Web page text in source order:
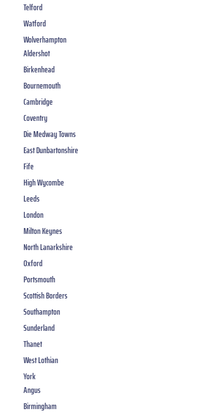
Telford
Watford
Wolverhampton
Aldershot
Birkenhead
Bournemouth
Cambridge
Coventry
Die Medway Towns
East Dunbartonshire
Fife
High Wycombe
Leeds
London
Milton Keynes
North Lanarkshire
Oxford
Portsmouth
Scottish Borders
Southampton
Sunderland
Thanet
West Lothian
York
Angus
Birmingham